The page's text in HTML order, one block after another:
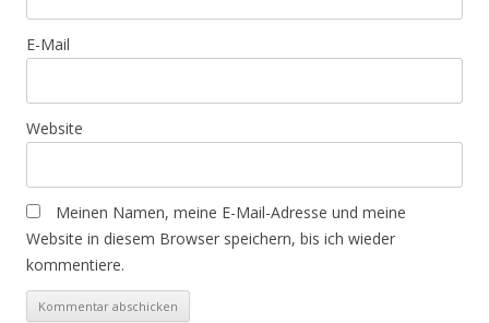
E-Mail
Website
Meinen Namen, meine E-Mail-Adresse und meine
Website in diesem Browser speichern, bis ich wieder
kommentiere.